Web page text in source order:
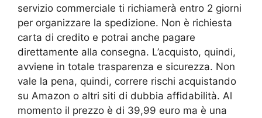
servizio commerciale ti richiamerà entro 2 giorni
per organizzare la spedizione. Non è richiesta
carta di credito e potrai anche pagare
direttamente alla consegna. L’acquisto, quindi,
avviene in totale trasparenza e sicurezza. Non
vale la pena, quindi, correre rischi acquistando
su Amazon o altri siti di dubbia affidabilità. Al
momento il prezzo è di 39,99 euro ma è una